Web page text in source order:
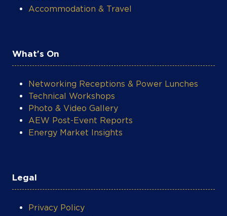
Accommodation & Travel
What's On
Networking Receptions & Power Lunches
Technical Workshops
Photo & Video Gallery
AEW Post-Event Reports
Energy Market Insights
Legal
Privacy Policy